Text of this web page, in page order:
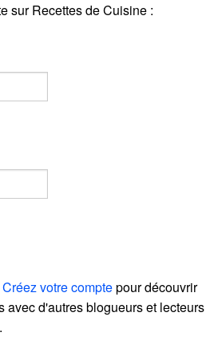
sur Recettes de Cuisine :
Créez votre comptepour découvrir
avec d'autres blogueurs et lecteurs